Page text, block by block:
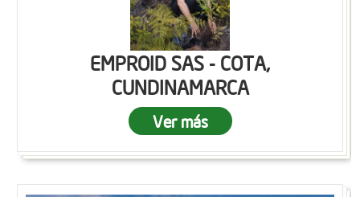
EMPROID SAS - COTA,
CUNDINAMARCA
Ver más